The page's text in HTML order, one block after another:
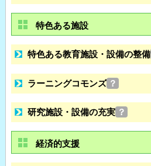
特色ある施設
特色ある教育施設・設備の整備
ラーニングコモンズ ？
研究施設・設備の充実 ？
経済的支援